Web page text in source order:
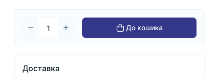
До кошика
Доставка